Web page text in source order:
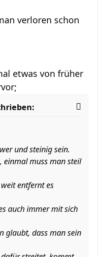
verloren schon
etwas von früher
und steinig sein.
einmal muss man steil
entfernt es
auch immer mit sich
glaubt, dass man sein